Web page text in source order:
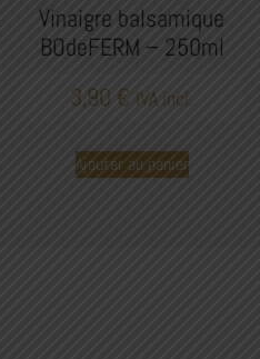
Vinaigre balsamique
BOdeFERM – 250ml
3,90 € IVA incl.
Ajouter au panier